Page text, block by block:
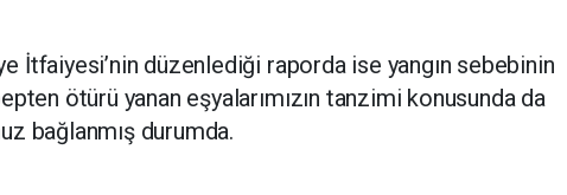
İtfaiyesi’nin düzenlediği raporda ise yangın sebebinin
ötürü yanan eşyalarımızın tanzimi konusunda da
bağlanmış durumda.